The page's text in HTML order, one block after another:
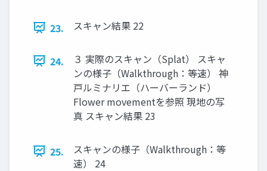
23. スキャン結果 22
24.
３ 実際のスキャン（Splat） スキャ
ンの様子（Walkthrough：等速） 神
戸ルミナリエ（ハーバーランド）
Flower movementを参照 現地の写
真 スキャン結果 23
25.
スキャンの様子（Walkthrough：等
速） 24